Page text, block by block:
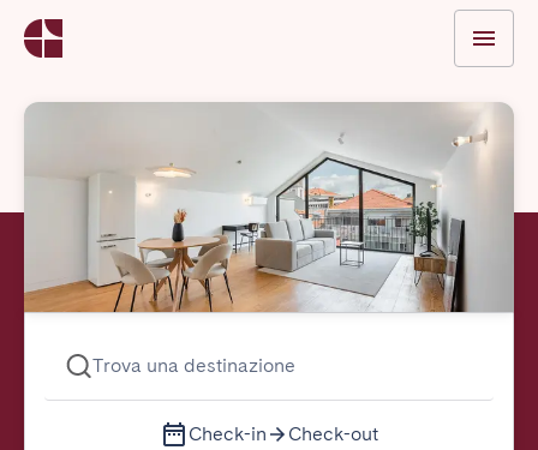
Trova una destinazione
Check-in Check-out